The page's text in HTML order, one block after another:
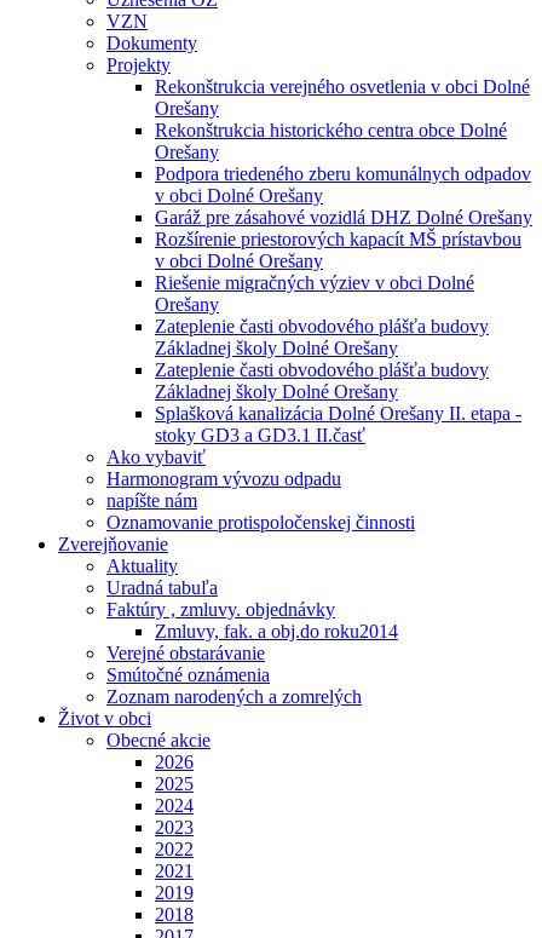
VZN
Dokumenty
Projekty
Rekonštrukcia verejného osvetlenia v obci Dolné
Orešany
Rekonštrukcia historického centra obce Dolné
Orešany
Podpora triedeného zberu komunálnych odpadov
v obci Dolné Orešany
Garáž pre zásahové vozidlá DHZ Dolné Orešany
Rozšírenie priestorových kapacít MŠ prístavbou
v obci Dolné Orešany
Riešenie migračných výziev v obci Dolné
Orešany
Zateplenie časti obvodového plášťa budovy
Základnej školy Dolné Orešany
Zateplenie časti obvodového plášťa budovy
Základnej školy Dolné Orešany
Splašková kanalizácia Dolné Orešany II. etapa -
stoky GD3 a GD3.1 II.časť
Ako vybaviť
Harmonogram vývozu odpadu
napíšte nám
Oznamovanie protispoločenskej činnosti
Zverejňovanie
Aktuality
Uradná tabuľa
Faktúry , zmluvy. objednávky
Zmluvy, fak. a obj.do roku2014
Verejné obstarávanie
Smútočné oznámenia
Zoznam narodených a zomrelých
Život v obci
Obecné akcie
2026
2025
2024
2023
2022
2021
2019
2018